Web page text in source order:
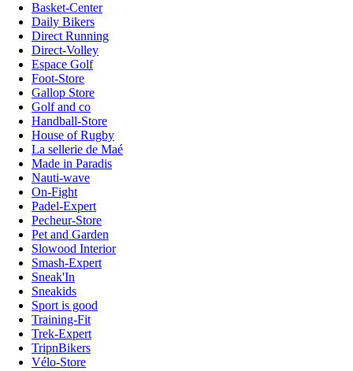
Basket-Center
Daily Bikers
Direct Running
Direct-Volley
Espace Golf
Foot-Store
Gallop Store
Golf and co
Handball-Store
House of Rugby
La sellerie de Maé
Made in Paradis
Nauti-wave
On-Fight
Padel-Expert
Pecheur-Store
Pet and Garden
Slowood Interior
Smash-Expert
Sneak'In
Sneakids
Sport is good
Training-Fit
Trek-Expert
TripnBikers
Vélo-Store